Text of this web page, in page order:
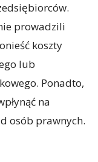
prowadzili
koszty
lub
Ponadto,
na
osób prawnych.